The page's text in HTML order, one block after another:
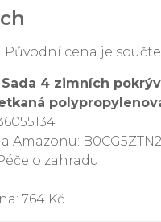
Původní cena je
Sada 4 zimních
Amazonu:
o zahradu
764 Kč